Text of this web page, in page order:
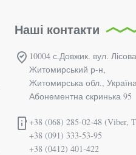
Наші контакти
10004 с.Довжик, вул.
Житомирський р-н,
Житомирська обл.,
Абонементна скринька 95
+38 (068) 285-02-48 (Viber,
+38 (091) 333-53-95
+38 (0412) 401-422